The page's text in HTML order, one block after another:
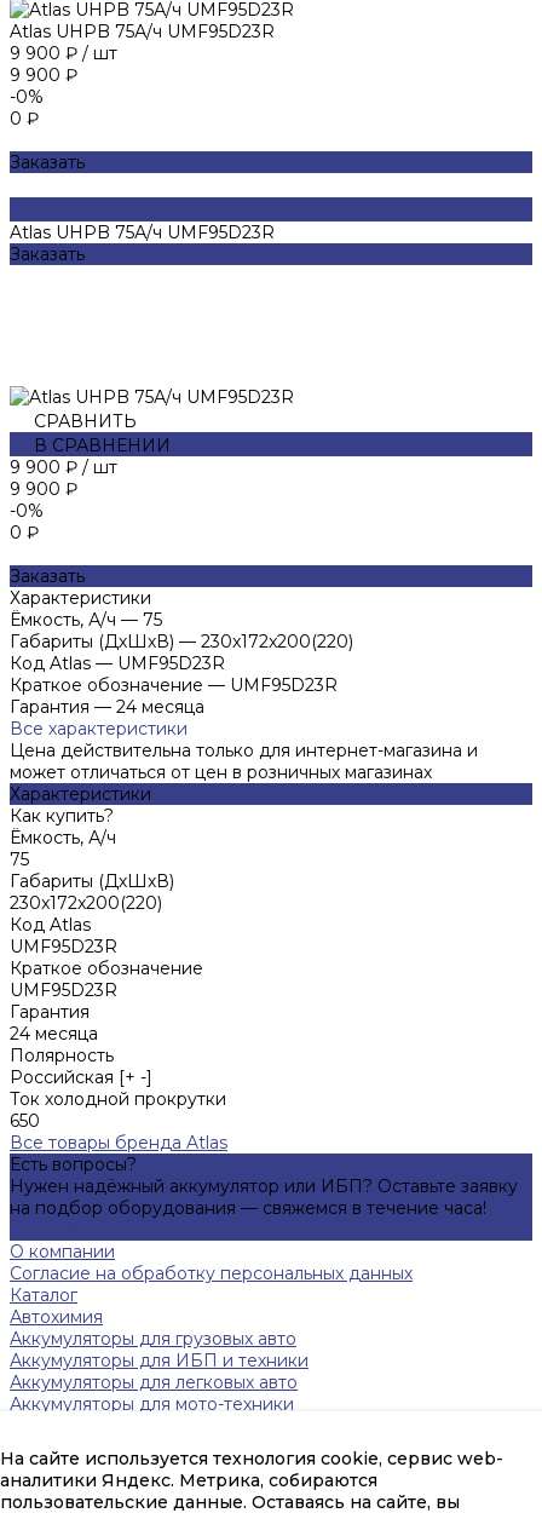
На сайте используется технология cookie, сервис web-
аналитики Яндекс. Метрика, собираются
пользовательские данные. Оставаясь на сайте, вы
Atlas UHPB 75А/ч UMF95D23R
9 900 ₽ / шт
9 900 ₽
-0%
0 ₽
Заказать
Atlas UHPB 75А/ч UMF95D23R
Заказать
СРАВНИТЬ
В СРАВНЕНИИ
9 900 ₽ / шт
9 900 ₽
-0%
0 ₽
Заказать
Характеристики
Ёмкость, А/ч — 75
Габариты (ДхШхВ) — 230x172x200(220)
Код Atlas — UMF95D23R
Краткое обозначение — UMF95D23R
Гарантия — 24 месяца
Все характеристики
Цена действительна только для интернет-магазина и
может отличаться от цен в розничных магазинах
Характеристики
Как купить?
Ёмкость, А/ч
75
Габариты (ДхШхВ)
230x172x200(220)
Код Atlas
UMF95D23R
Краткое обозначение
UMF95D23R
Гарантия
24 месяца
Полярность
Российская [+ -]
Ток холодной прокрутки
650
Все товары бренда Atlas
Есть вопросы?
Нужен надёжный аккумулятор или ИБП? Оставьте заявку
на подбор оборудования — свяжемся в течение часа!
О компании
Согласие на обработку персональных данных
Каталог
Автохимия
Аккумуляторы для грузовых авто
Аккумуляторы для ИБП и техники
Аккумуляторы для легковых авто
Аккумуляторы для мото-техники
Инверторы
Источники бесперебойного питания
Тяговые аккумуляторы FAAM